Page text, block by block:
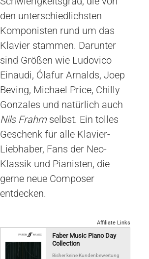
den unterschiedlichsten
Komponisten rund um das
Klavier stammen. Darunter
sind Größen wie Ludovico
Einaudi, Ólafur Arnalds, Joep
Beving, Michael Price, Chilly
Gonzales und natürlich auch
Nils Frahmselbst. Ein tolles
Geschenk für alle Klavier-
Liebhaber, Fans der Neo-
Klassik und Pianisten, die
gerne neue Composer
entdecken.
Affiliate Links
Faber Music Piano Day
Collection
Bisher keine Kundenbewertung